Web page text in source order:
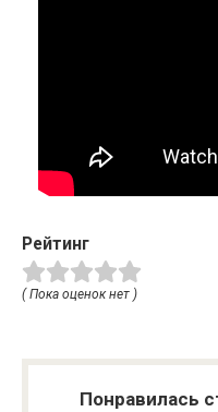
Рейтинг
( Пока оценок нет )
Понравилась